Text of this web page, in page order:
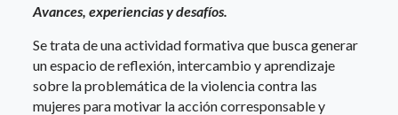
Avances, experiencias y desafíos.
Se trata de una actividad formativa que busca generar
un espacio de reflexión, intercambio y aprendizaje
sobre la problemática de la violencia contra las
mujeres para motivar la acción corresponsable y